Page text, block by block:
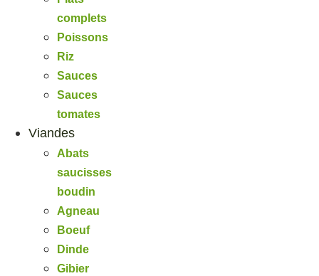
complets
Poissons
Riz
Sauces
Sauces
tomates
Viandes
Abats
saucisses
boudin
Agneau
Boeuf
Dinde
Gibier